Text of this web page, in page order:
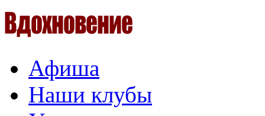
Афиша
Наши клубы